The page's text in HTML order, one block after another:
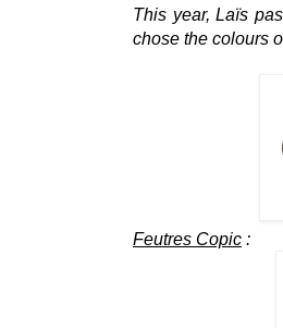
This year, Laïs
chose the colours
Feutres Copic :